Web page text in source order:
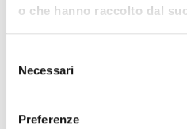
o che hanno raccolto dal
delNecessari
Preferenze